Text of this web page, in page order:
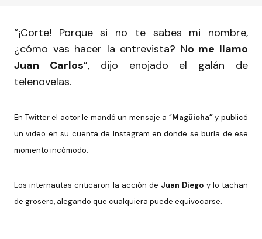
“¡Corte! Porque si no te sabes mi nombre,
¿cómo vas hacer la entrevista? No me llamo
Juan Carlos”, dijo enojado el galán de
telenovelas.
En Twitter el actor le mandó un mensaje a “Magüicha”y publicó
un video en su cuenta de Instagram en donde se burla de ese
momento incómodo.
Los internautas criticaron la acción de Juan Diego y lo tachan
de grosero, alegando que cualquiera puede equivocarse.